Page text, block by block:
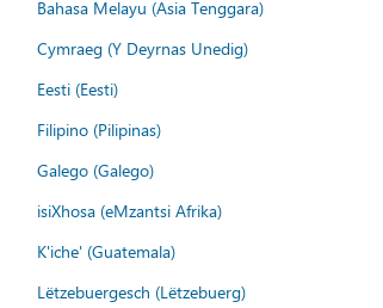
Bahasa Melayu (Asia Tenggara)
Cymraeg (Y Deyrnas Unedig)
Eesti (Eesti)
Filipino (Pilipinas)
Galego (Galego)
isiXhosa (eMzantsi Afrika)
K'iche' (Guatemala)
Lëtzebuergesch (Lëtzebuerg)